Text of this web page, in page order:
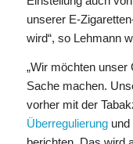
unserer E-
wird“, so Lehmann
„Wir möchten unser
Sache machen.
vorher mit der
Überregulierung